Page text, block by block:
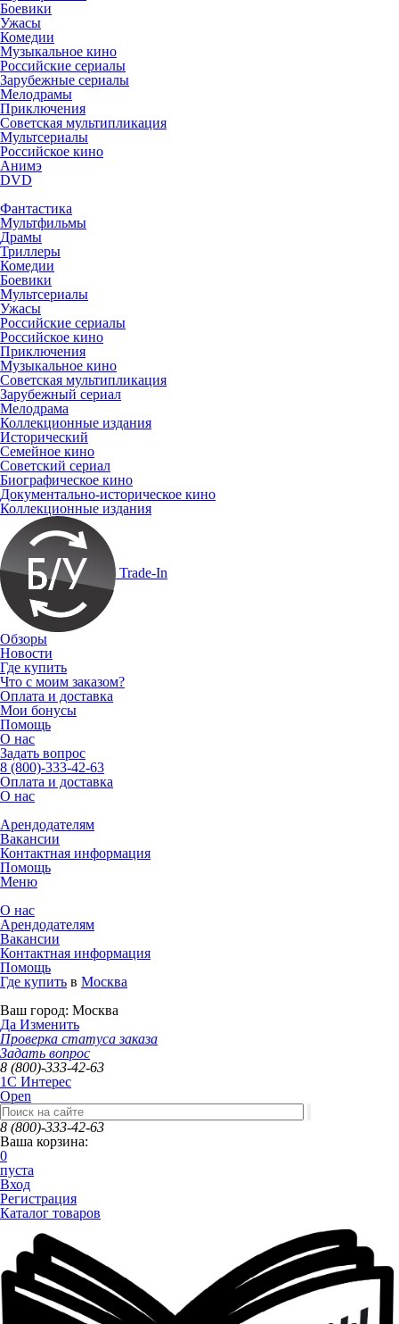
Боевики
Ужасы
Комедии
Музыкальное кино
Российские сериалы
Зарубежные сериалы
Мелодрамы
Приключения
Советская мультипликация
Мультсериалы
Российское кино
Анимэ
DVD
Фантастика
Мультфильмы
Драмы
Триллеры
Комедии
Боевики
Мультсериалы
Ужасы
Российские сериалы
Российское кино
Приключения
Музыкальное кино
Советская мультипликация
Зарубежный сериал
Мелодрама
Коллекционные издания
Исторический
Семейное кино
Советский сериал
Биографическое кино
Документально-историческое кино
Коллекционные издания
Trade-In
Обзоры
Новости
Где купить
Что с моим заказом?
Оплата и доставка
Мои бонусы
Помощь
О нас
Задать вопрос
8 (800)-333-42-63
Оплата и доставка
О нас
Арендодателям
Вакансии
Контактная информация
Помощь
Меню
О нас
Арендодателям
Вакансии
Контактная информация
Помощь
Где купить в Москва
Ваш город: Москва
Да Изменить
Проверка статуса заказа
Задать вопрос
8 (800)-333-42-63
1C Интерес
Open
8 (800)-333-42-63
Ваша корзина:
0
пуста
Вход
Регистрация
Каталог товаров